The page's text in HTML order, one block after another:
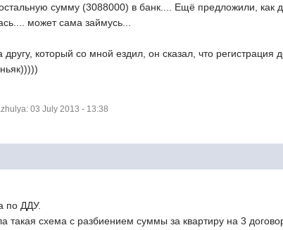
сумму (3088000) в банк.... Ещё предложили, как
может сама займусь...
другу, который со мной ездил, он сказал, что
03 July 2013 - 13:38
по ДДУ.
такая схема с разбиением суммы за квартиру на 3